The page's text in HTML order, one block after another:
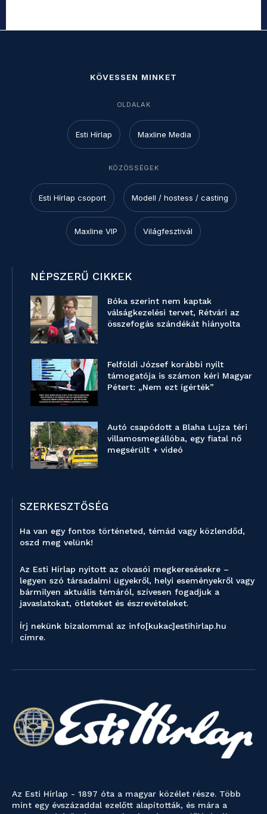
KÖVESSEN MINKET
OLDALAK
Esti Hírlap Maxline Media
KÖZÖSSÉGEK
Esti Hírlap csoport Modell / hostess / casting
Maxline VIP Világfesztivál
NÉPSZERŰ CIKKEK
Bóka szerint nem kaptak
válságkezelési tervet, Rétvári az
összefogás szándékát hiányolta
Felföldi József korábbi nyílt
támogatója is számon kéri Magyar
Pétert: „Nem ezt ígérték”
Autó csapódott a Blaha Lujza téri
villamosmegállóba, egy fiatal nő
megsérült + videó
SZERKESZTŐSÉG
Ha van egy fontos történeted, témád vagy közlendőd,
oszd meg velünk!
Az Esti Hírlap nyitott az olvasói megkeresésekre –
legyen szó társadalmi ügyekről, helyi eseményekről vagy
bármilyen aktuális témáról, szívesen fogadjuk a
javaslatokat, ötleteket és észrevételeket.
Írj nekünk bizalommal az info[kukac]estihirlap.hu
címre.
Az Esti Hírlap - 1897 óta a magyar közélet része. Több
mint egy évszázaddal ezelőtt alapították, és mára a